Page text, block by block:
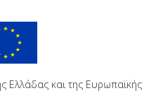
Ελλάδας και της Ευρωπαϊκής